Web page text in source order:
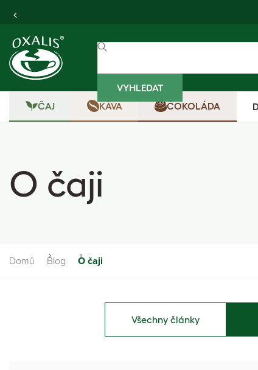
VYHLEDAT
ČAJ KÁVA ČOKOLÁDA
O čaji
Domů Blog O čaji
Všechny články